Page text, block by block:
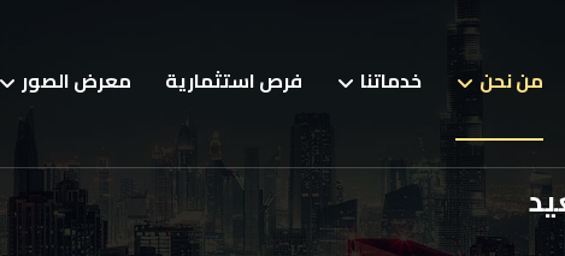
من نحن خدماتنا فرص استثمارية معرض الصور